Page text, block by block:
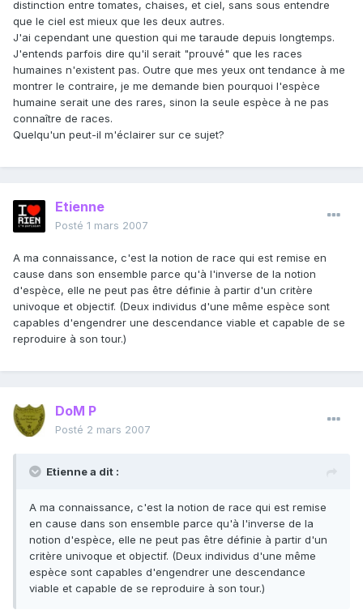
distinction entre tomates, chaises, et ciel, sans sous entendre
que le ciel est mieux que les deux autres.
J'ai cependant une question qui me taraude depuis longtemps.
J'entends parfois dire qu'il serait "prouvé" que les races
humaines n'existent pas. Outre que mes yeux ont tendance à me
montrer le contraire, je me demande bien pourquoi l'espèce
humaine serait une des rares, sinon la seule espèce à ne pas
connaître de races.
Quelqu'un peut-il m'éclairer sur ce sujet?
Etienne
Posté 1 mars 2007
A ma connaissance, c'est la notion de race qui est remise en
cause dans son ensemble parce qu'à l'inverse de la notion
d'espèce, elle ne peut pas être définie à partir d'un critère
univoque et objectif. (Deux individus d'une même espèce sont
capables d'engendrer une descendance viable et capable de se
reproduire à son tour.)
DoM P
Posté 2 mars 2007
Etienne a dit :
A ma connaissance, c'est la notion de race qui est remise
en cause dans son ensemble parce qu'à l'inverse de la
notion d'espèce, elle ne peut pas être définie à partir d'un
critère univoque et objectif. (Deux individus d'une même
espèce sont capables d'engendrer une descendance
viable et capable de se reproduire à son tour.)